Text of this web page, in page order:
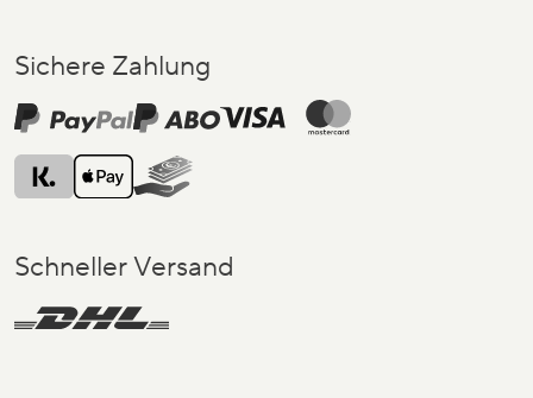
Sichere Zahlung
Schneller Versand